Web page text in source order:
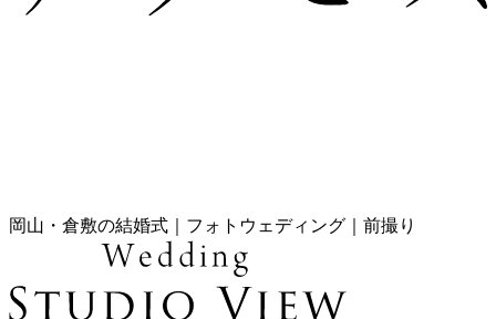
岡山・倉敷の結婚式｜フォトウェディング｜前撮り